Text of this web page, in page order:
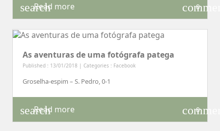
search
Read more 0
As aventuras de uma fotógrafa patega
Published : 13/01/2018 | Categories : Facebook
Groselha-espim – S. Pedro, 0-1
search
Read more 0